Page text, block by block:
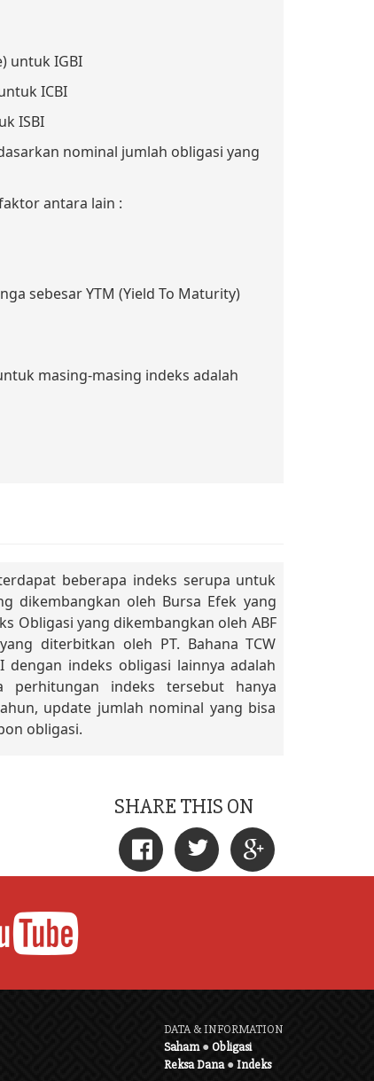
untuk IGBI
ICBI
ISBI
nominal jumlah obligasi yang
antara lain :
sebesar YTM (Yield To Maturity)
masing-masing indeks adalah
beberapa indeks serupa untuk
dikembangkan oleh Bursa Efek yang
Obligasi yang dikembangkan oleh ABF
diterbitkan oleh PT. Bahana TCW
indeks obligasi lainnya adalah
perhitungan indeks tersebut hanya
update jumlah nominal yang bisa
obligasi.
SHARE THIS ON
DATA & INFORMATION
Saham●Obligasi
Reksa Dana●Indeks